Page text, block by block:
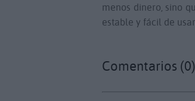
menos dinero, sino
estable y fácil de usar.
Comentarios (0)